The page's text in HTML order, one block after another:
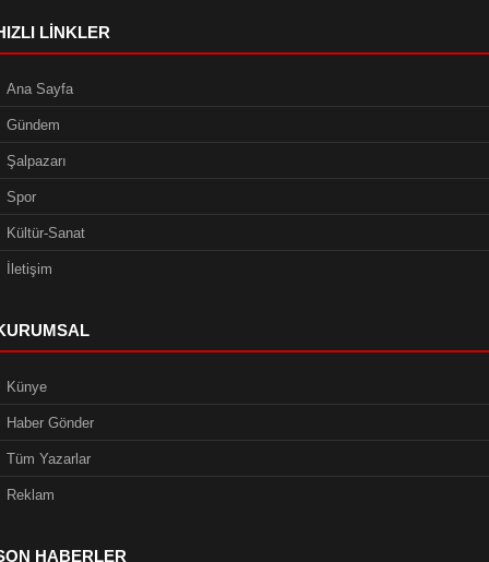
LINKLER
Ana Sayfa
Gündem
Şalpazarı
Spor
Kültür-Sanat
İletişim
Künye
Haber Gönder
Tüm Yazarlar
Reklam
HABERLER